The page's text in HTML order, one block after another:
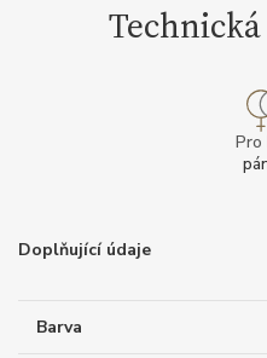
Pro
Doplňující údaje
Barva